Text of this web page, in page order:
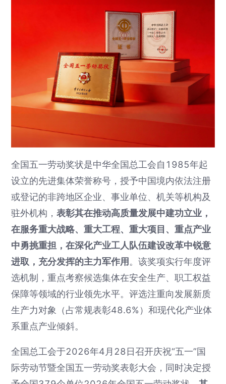
全国五一劳动奖状是中华全国总工会自1985年起
设立的先进集体荣誉称号，授予中国境内依法注册
或登记的非跨地区企业、事业单位、机关等机构及
驻外机构，表彰其在推动高质量发展中建功立业，
在服务重大战略、重大工程、重大项目、重点产业
中勇挑重担，在深化产业工人队伍建设改革中锐意
进取，充分发挥的主力军作用 。该奖项实行年度评
选机制，重点考察候选集体在安全生产、职工权益
保障等领域的行业领先水平。评选注重向发展新质
生产力对象（占常规表彰48.6%）和现代化产业体
系重点产业倾斜。
全国总工会于2026年4月28日召开庆祝“五一”国
际劳动节暨全国五一劳动奖表彰大会，同时决定授